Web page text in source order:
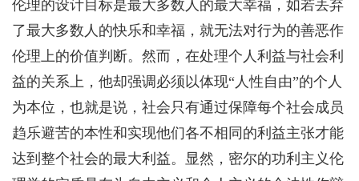
伦理的设计目标是最大多数人的最大幸福，如若丢弃
了最大多数人的快乐和幸福，就无法对行为的善恶作
伦理上的价值判断。然而，在处理个人利益与社会利
益的关系上，他却强调必须以体现“人性自由”的个人
为本位，也就是说，社会只有通过保障每个社会成员
趋乐避苦的本性和实现他们各不相同的利益主张才能
达到整个社会的最大利益。显然，密尔的功利主义伦